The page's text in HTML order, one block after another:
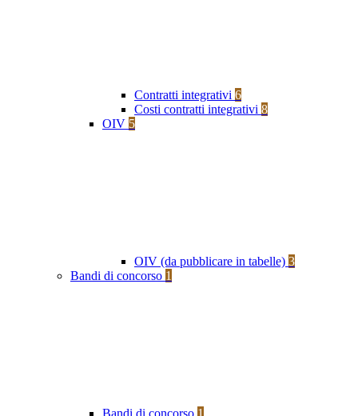
Contratti integrativi 6
Costi contratti integrativi 8
OIV 5
OIV (da pubblicare in tabelle) 3
Bandi di concorso 1